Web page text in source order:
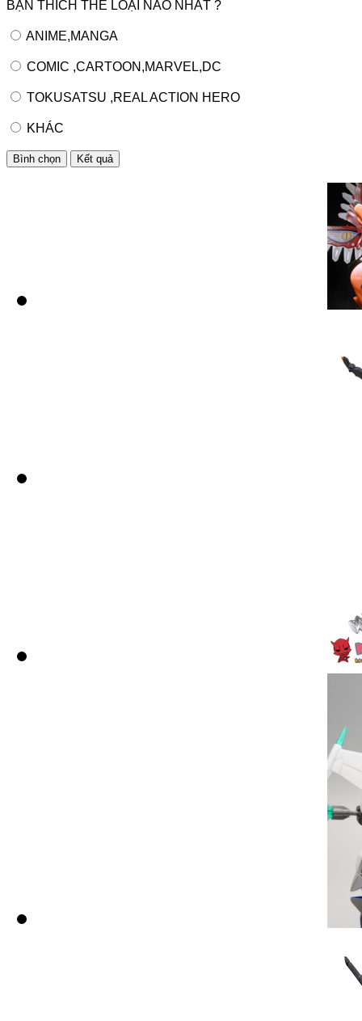
BẠN THÍCH THỂ LOẠI NÀO NHẤT ?
ANIME,MANGA
COMIC ,CARTOON,MARVEL,DC
TOKUSATSU ,REAL ACTION HERO
KHÁC